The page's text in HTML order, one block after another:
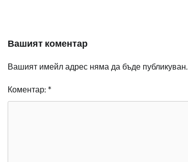
Вашият коментар
Вашият имейл адрес няма да бъде публикуван.
Коментар: *